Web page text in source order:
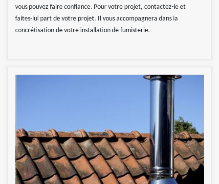
vous pouvez faire confiance. Pour votre projet, contactez-le et
faites-lui part de votre projet. Il vous accompagnera dans la
concrétisation de votre installation de fumisterie.